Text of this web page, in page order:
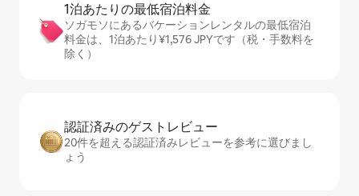
1泊あたりの最⁠低⁠宿⁠泊⁠料⁠金
ソガモソにあるバケーションレンタルの最低宿泊
料金は、1泊あたり¥1,576 JPYです（税・手数料を
除く）
認証済みのゲ⁠ス⁠ト⁠レ⁠ビ⁠ュ⁠ー
20件を超える認証済みレビューを参考に選びまし
ょう